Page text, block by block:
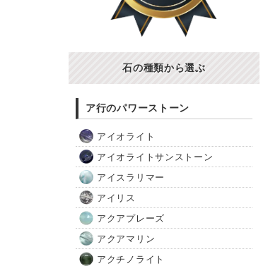
石の種類から選ぶ
ア行のパワーストーン
アイオライト
アイオライトサンストーン
アイスラリマー
アイリス
アクアプレーズ
アクアマリン
アクチノライト